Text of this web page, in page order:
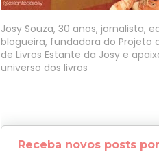
Josy Souza, 30 anos, jornalista,
blogueira, fundadora do Projeto
de Livros Estante da Josy e
universo dos livros
Receba novos posts